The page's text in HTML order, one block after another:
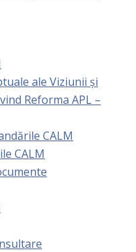
ale Viziunii și
Reforma APL –
CALM
CALM